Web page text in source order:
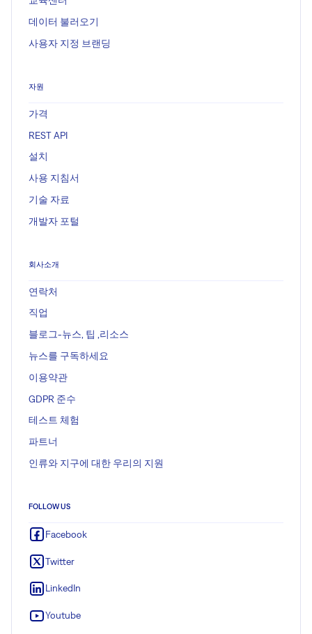
데이터 불러오기
사용자 지정 브랜딩
자원
가격
REST API
설치
사용 지침서
기술 자료
개발자 포털
회사소개
연락처
직업
블로그-뉴스, 팁 ,리소스
뉴스를 구독하세요
이용약관
GDPR 준수
테스트 체험
파트너
인류와 지구에 대한 우리의 지원
FOLLOW US
Facebook
Twitter
LinkedIn
Youtube